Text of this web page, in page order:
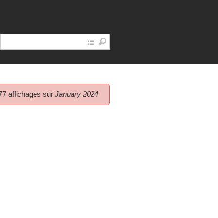
affichages sur January 2024